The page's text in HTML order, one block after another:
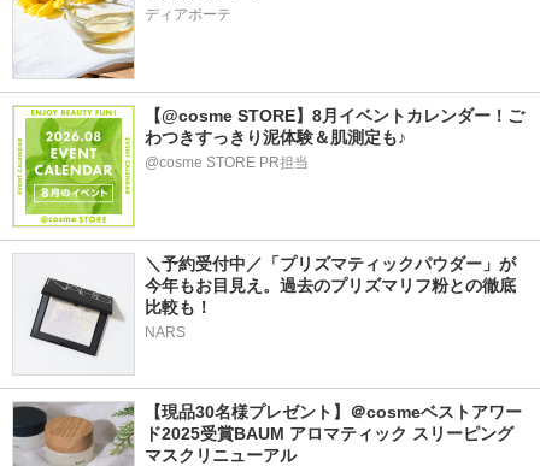
ディアボーテ
【@cosme STORE】8月イベントカレンダー！ご
わつきすっきり泥体験＆肌測定も♪
@cosme STORE PR担当
＼予約受付中／「プリズマティックパウダー」が
今年もお目見え。過去のプリズマリフ粉との徹底
比較も！
NARS
【現品30名様プレゼント】＠cosmeベストアワー
ド2025受賞BAUM アロマティック スリーピング
マスクリニューアル